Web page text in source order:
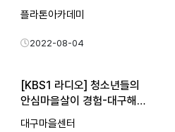
플라톤아카데미
2022-08-04
[KBS1 라디오] 청소년들의
안심마을살이 경험-대구해…
대구마을센터